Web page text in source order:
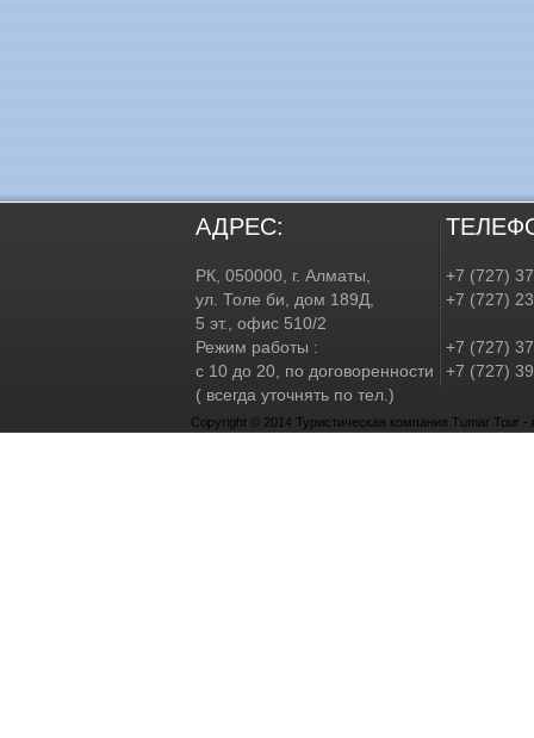
АДРЕС:
РК, 050000, г. Алматы,
ул. Толе би, дом 189Д,
5 эт., офис 510/2
Режим работы :
с 10 до 20, по договоренности
( всегда уточнять по тел.)
+7 (727)
+7 (727)
+7 (727)
+7 (727)
Copyright © 2014 Туристическая компания Tumar Tour -